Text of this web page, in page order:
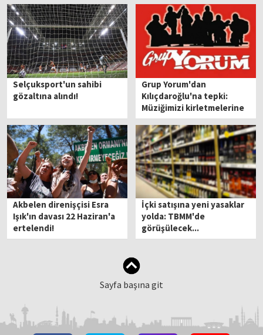
Selçuksport'un sahibi
gözaltına alındı!
Grup Yorum'dan
Kılıçdaroğlu'na tepki:
Müziğimizi kirletmelerine
izin vermeyeceğiz
Akbelen direnişçisi Esra
Işık'ın davası 22 Haziran'a
ertelendi!
İçki satışına yeni yasaklar
yolda: TBMM'de
görüşülecek...
Sayfa başına git